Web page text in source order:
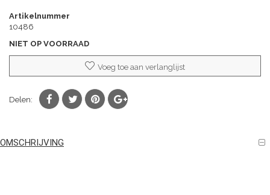
naar
het
van
de
gallerij
Artikelnummer
10486
NIET OP VOORRAAD
Voeg toe aan verlanglijst
Delen:
OMSCHRIJVING